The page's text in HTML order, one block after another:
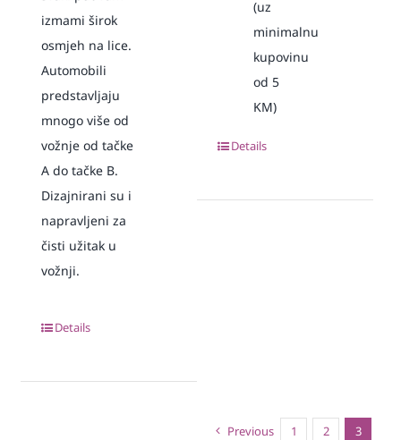
izmami širok
osmjeh na lice.
Automobili
predstavljaju
mnogo više od
vožnje od tačke
A do tačke B.
Dizajnirani su i
napravljeni za
čisti užitak u
vožnji.
Details
(uz
minimalnu
kupovinu
od 5
KM)
Details
Previous 1 2 3